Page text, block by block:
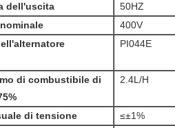
dell'uscita
50HZ
400V
PI044E
di combustibile di
2.4L/H
di tensione
≤±1%